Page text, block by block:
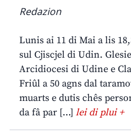
Redazion
Lunis ai 11 di Mai a lis
sul Cjiscjel di Udin.
Arcidiocesi di Udine e
Friûl a 50 agns dal
muarts e dutis chês
da fâ par […] lei di plui +